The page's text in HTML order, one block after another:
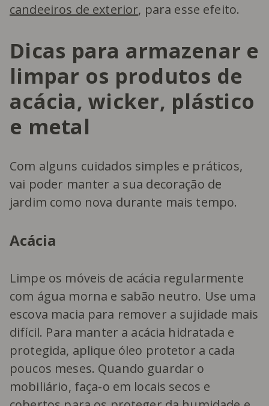
candeeiros de exterior, para esse efeito.
Dicas para armazenar e
limpar os produtos de
acácia, wicker, plástico
e metal
Com alguns cuidados simples e práticos,
vai poder manter a sua decoração de
jardim como nova durante mais tempo.
Acácia
Limpe os móveis de acácia regularmente
com água morna e sabão neutro. Use uma
escova macia para remover a sujidade mais
difícil. Para manter a acácia hidratada e
protegida, aplique óleo protetor a cada
poucos meses. Quando guardar o
mobiliário, faça-o em locais secos e